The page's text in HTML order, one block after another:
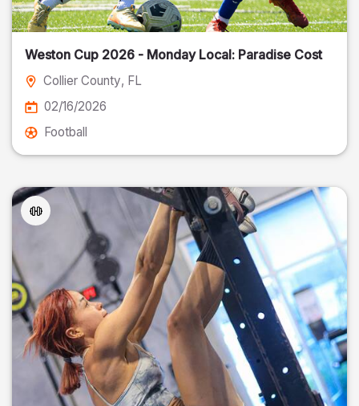
Weston Cup 2026 - Monday Local: Paradise Cost
Collier County, FL
02/16/2026
Football